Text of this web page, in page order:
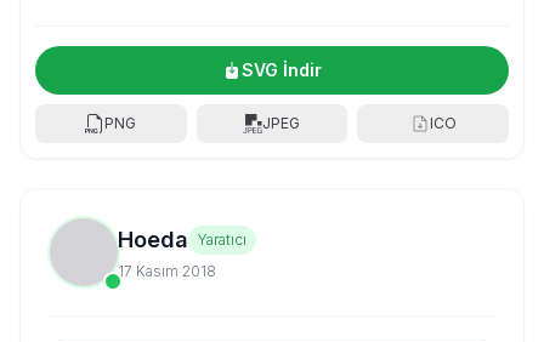
SVG İndir
PNG JPEG ICO
Hoeda Yaratıcı
17 Kasım 2018